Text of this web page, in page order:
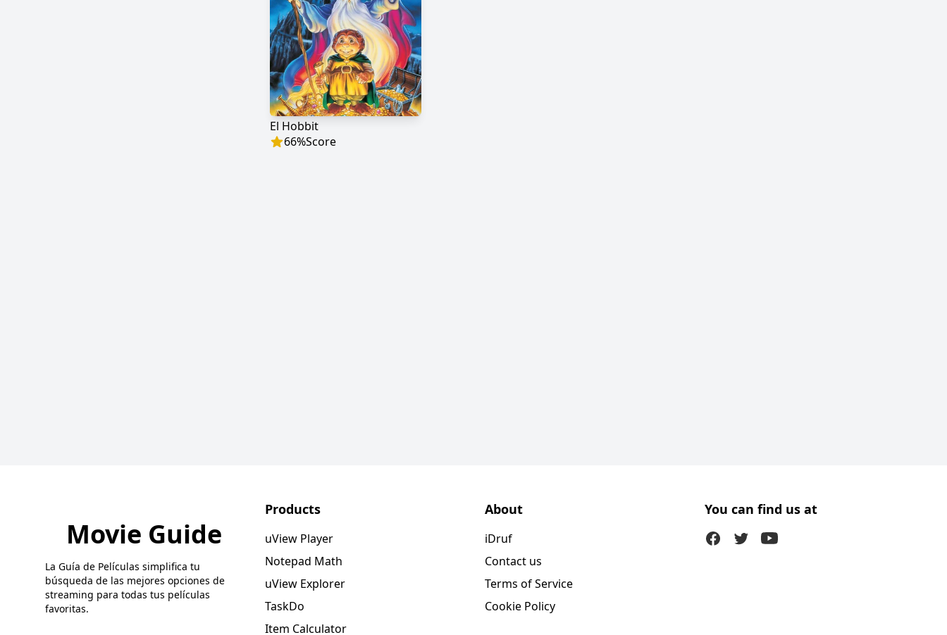
El Hobbit
66%Score
Movie Guide
La Guía de Películas simplifica tu
búsqueda de las mejores opciones de
streaming para todas tus películas
favoritas.
Products
uView Player
Notepad Math
uView Explorer
TaskDo
Item Calculator
About
iDruf
Contact us
Terms of Service
Cookie Policy
You can find us at
FacebookTwitter (X)Youtube